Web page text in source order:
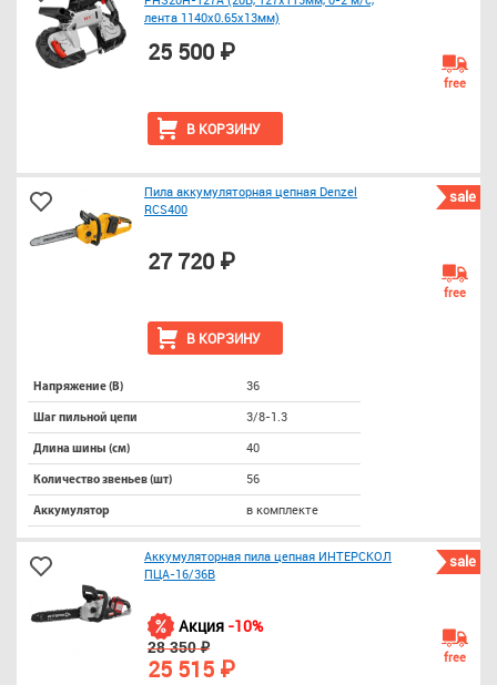
лента 1140х0.65х13мм)
В КОРЗИНУ
25 500 ₽
free
sale
Пила аккумуляторная цепная Denzel
RCS400
В КОРЗИНУ
27 720 ₽
free
Напряжение (В) 36
Шаг пильной цепи 3/8-1.3
Длина шины (см) 40
Количество звеньев (шт) 56
Аккумулятор в комплекте
sale
Аккумуляторная пила цепная ИНТЕРСКОЛ
ПЦА-16/36В
Акция -10%
28 350 ₽
25 515 ₽ free